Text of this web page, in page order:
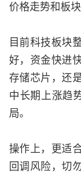
价格走势和板
目前科技板块
好，资金快进
存储芯片，还
中长期上涨趋
局。
操作上，更适
回调风险，切